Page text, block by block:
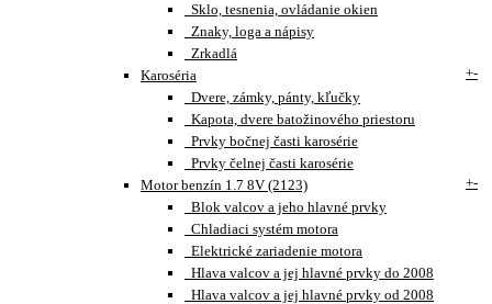
Sklo, tesnenia, ovládanie okien
Znaky, loga a nápisy
Zrkadlá
Karoséria
+-
Dvere, zámky, pánty, kľučky
Kapota, dvere batožinového priestoru
Prvky bočnej časti karosérie
Prvky čelnej časti karosérie
Motor benzín 1.7 8V (2123)
+-
Blok valcov a jeho hlavné prvky
Chladiaci systém motora
Elektrické zariadenie motora
Hlava valcov a jej hlavné prvky do 2008
Hlava valcov a jej hlavné prvky od 2008